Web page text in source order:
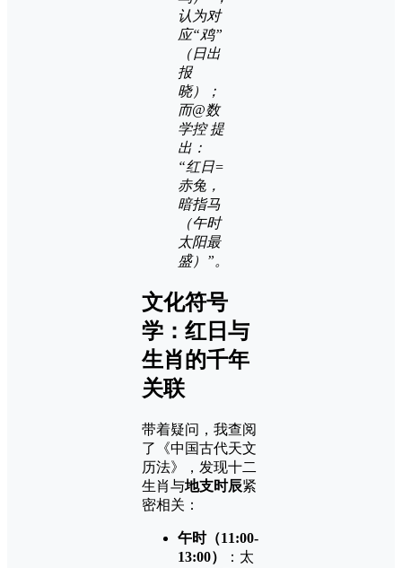
认为对
应“鸡”
（日出
报
晓）；
而@数
学控 提
出：
“红日=
赤兔，
暗指马
（午时
太阳最
盛）”。
文化符号
学：红日与
生肖的千年
关联
带着疑问，我查阅
了《中国古代天文
历法》，发现十二
生肖与地支时辰紧
密相关：
午时（11:00-
13:00）
：太